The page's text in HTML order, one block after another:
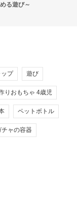
る遊び～
プ 遊び
りおもちゃ 4歳児
ペットボトル
チャの容器